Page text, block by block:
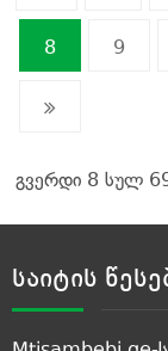
8 9
გვერდი 8 სულ
საიტის